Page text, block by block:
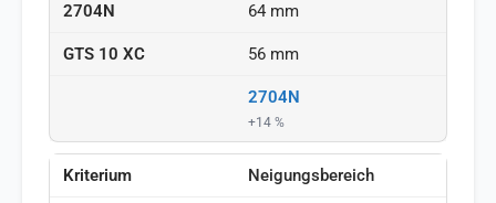
64 mm
56 mm
2704N
+14 %
Neigungsbereich